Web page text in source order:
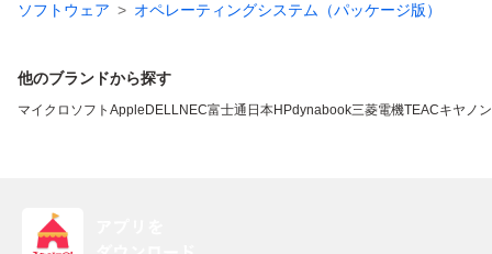
ソフトウェア
オペレーティングシステム（パッケージ版）
他のブランドから探す
マイクロソフト Apple DELLNEC富士通 日本HPdynabook三菱電機TEACキヤノン